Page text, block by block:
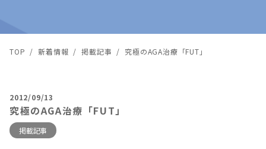
TOP / 新着情報 / 掲載記事 / 究極のAGA治療「FUT」
2012/09/13
究極のAGA治療「FUT」
掲載記事